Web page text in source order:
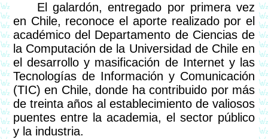
El galardón, entregado por primera vez
en Chile, reconoce el aporte realizado por el
académico del Departamento de Ciencias de
la Computación de la Universidad de Chile en
el desarrollo y masificación de Internet y las
Tecnologías de Información y Comunicación
(TIC) en Chile, donde ha contribuido por más
de treinta años al establecimiento de valiosos
puentes entre la academia, el sector público
y la industria.